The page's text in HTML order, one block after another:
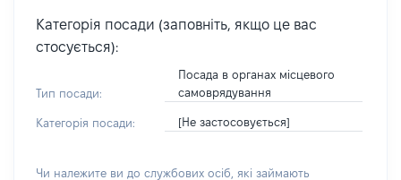
Категорія посади (заповніть, якщо це вас
стосується):
Тип посади:
Посада в органах місцевого
самоврядування
Категорія посади: [Не застосовується]
Чи належите ви до службових осіб, які займають